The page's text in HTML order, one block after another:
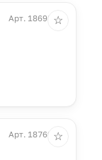
Арт. 18698.43
☆
Арт. 18769.00
☆